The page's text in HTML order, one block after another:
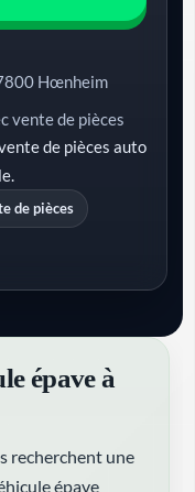
Hœnheim
vente de pièces
de pièces auto
de pièces
épave à
recherchent une
épave